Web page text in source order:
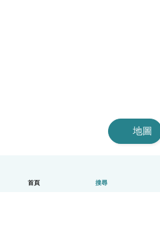
首頁 搜尋
地圖